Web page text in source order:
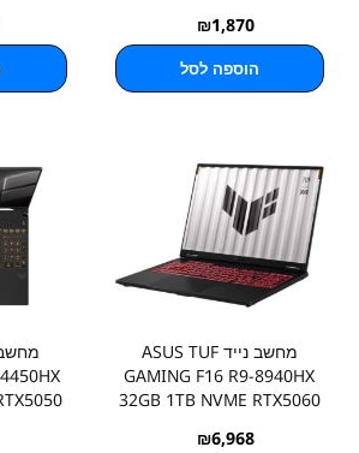
₪1,870
הוספה לסל
מחשב נייד ASUS TUF
GAMING F16 R9-8940HX
32GB 1TB NVME RTX5060
₪6,968